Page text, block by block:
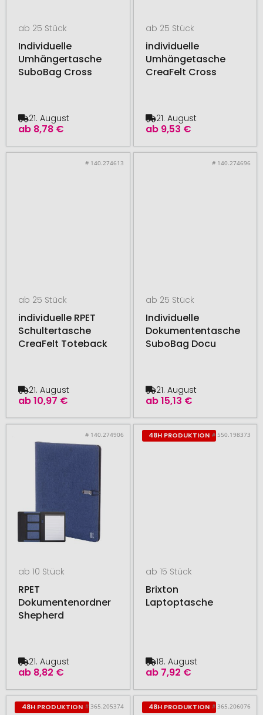
ab 25 Stück
Individuelle
Umhängertasche
SuboBag Cross
ab 8,78 €
21. August
ab 25 Stück
individuelle
Umhängetasche
CreaFelt Cross
ab 9,53 €
21. August
# 140.274613
ab 25 Stück
individuelle RPET
Schultertasche
CreaFelt Toteback
ab10,97 €
21. August
# 140.274696
ab 25 Stück
Individuelle
Dokumententasche
SuboBag Docu
ab15,13 €
21. August
# 140.274906
ab 10 Stück
RPET
Dokumentenordner
Shepherd
ab 8,82 €
21. August
48H PRODUKTION # 550.198373
ab 15 Stück
Brixton
Laptoptasche
ab 7,92 €
18. August
48H PRODUKTION # 365.205374 48H PRODUKTION # 365.206076